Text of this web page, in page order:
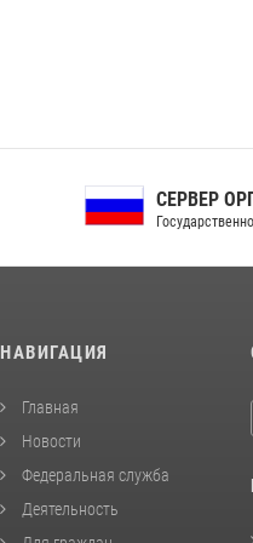
СЕРВЕР ОРГАНОВ
Государственной власти РФ
НАВИГАЦИЯ
Главная
Новости
Федеральная служба
Деятельность